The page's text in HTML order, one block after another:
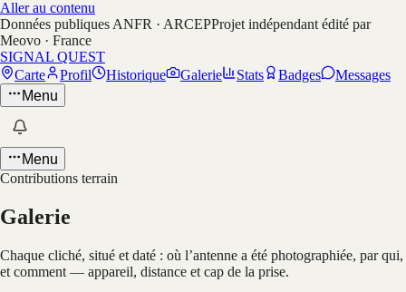
Aller au contenu
Données publiques ANFR · ARCEPProjet indépendant édité par
Meovo · France
SIGNAL QUEST
Carte
Profil Historique Galerie Stats Badges
Messages
Menu
Menu
Contributions terrain
Galerie
Chaque cliché, situé et daté : où l’antenne a été photographiée, par qui,
et comment — appareil, distance et cap de la prise.